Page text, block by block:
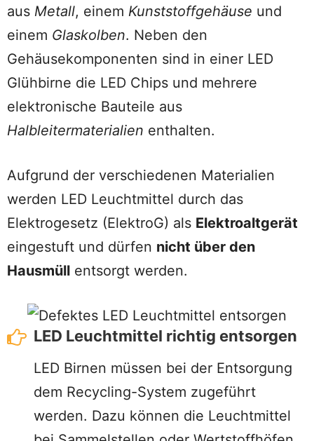
aus Metall, einem Kunststoffgehäuse und
einem Glaskolben. Neben den
Gehäusekomponenten sind in einer LED
Glühbirne die LED Chips und mehrere
elektronische Bauteile aus
Halbleitermaterialien enthalten.
Aufgrund der verschiedenen Materialien
werden LED Leuchtmittel durch das
Elektrogesetz (ElektroG) als Elektroaltgerät
eingestuft und dürfen nicht über den
Hausmüll entsorgt werden.
LED Leuchtmittel richtig entsorgen
LED Birnen müssen bei der Entsorgung
dem Recycling-System zugeführt
werden. Dazu können die Leuchtmittel